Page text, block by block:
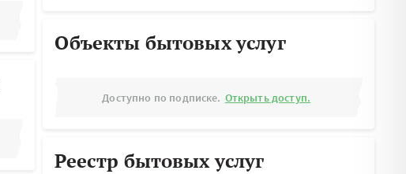
Объекты бытовых услуг
Доступно по подписке. Открыть доступ.
Реестр бытовых услуг